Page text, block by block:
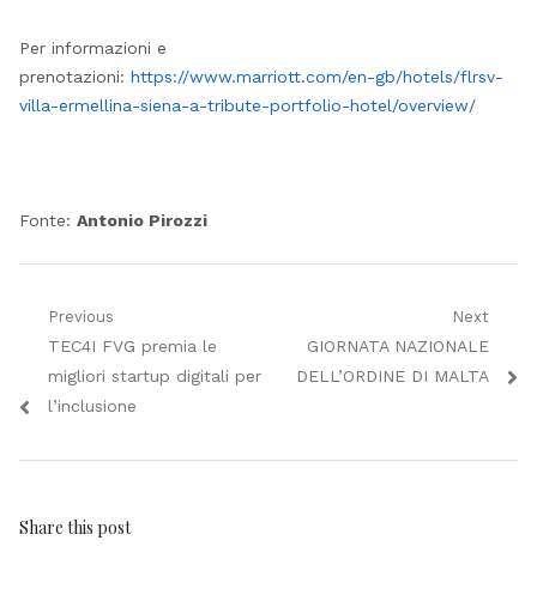
Per informazioni e
prenotazioni: https://www.marriott.com/en-gb/hotels/flrsv-
villa-ermellina-siena-a-tribute-portfolio-hotel/overview/
Fonte: Antonio Pirozzi
Navigazione
articoli
Previous
Previous
post:
TEC4I FVG premia le
migliori startup digitali per
l’inclusione
Next
Next
post:
GIORNATA NAZIONALE
DELL’ORDINE DI MALTA
Share this post